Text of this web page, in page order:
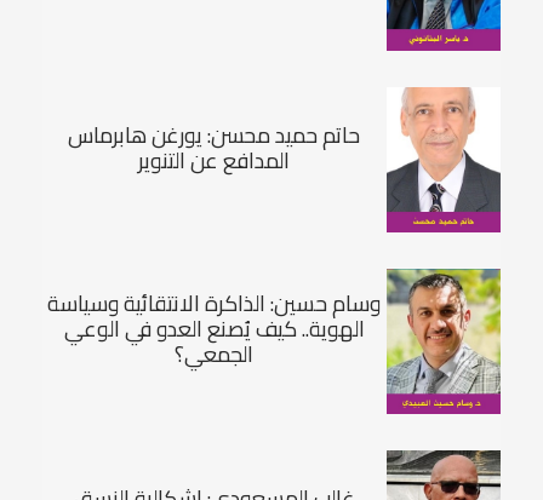
حاتم حميد محسن: يورغن هابرماس
المدافع عن التنوير
وسام حسين: الذاكرة الانتقائية وسياسة
الهوية.. كيف يُصنع العدو في الوعي
الجمعي؟